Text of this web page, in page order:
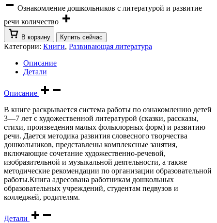
Ознакомление дошкольников с литературой и развитие
речи количество
В корзину Купить сейчас
Категории: Книги, Развивающая литература
Описание
Детали
Описание
В книге раскрывается система работы по ознакомлению детей
3—7 лет с художественной литературой (сказки, рассказы,
стихи, произведения малых фольклорных форм) и развитию
речи. Дается методика развития словесного творчества
дошкольников, представлены комплексные занятия,
включающие сочетание художественно-речевой,
изобразительной и музыкальной деятельности, а также
методические рекомендации по организации образовательной
работы.Книга адресована работникам дошкольных
образовательных учреждений, студентам педвузов и
колледжей, родителям.
Детали